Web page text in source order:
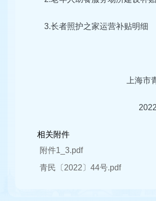
3.长者照护之家运营补贴明细
上海市
相关附件
附件1_3.pdf
青民〔2022〕44号.pdf